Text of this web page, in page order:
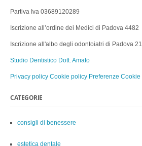
Partiva Iva 03689120289
Iscrizione all’ordine dei Medici di Padova 4482
Iscrizione all'albo degli odontoiatri di Padova 21
Studio Dentistico Dott. Amato
Privacy policy Cookie policy Preferenze Cookie
CATEGORIE
consigli di benessere
estetica dentale